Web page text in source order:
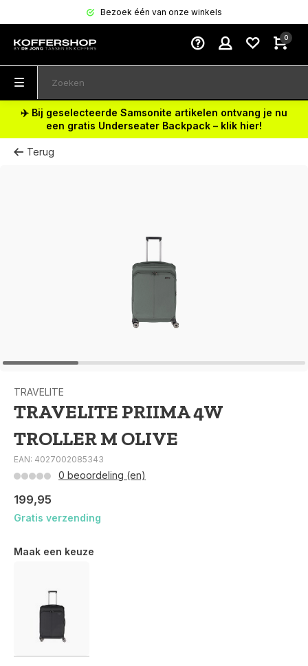
Bezoek één van onze winkels
0
✈️ Bij geselecteerde Samsonite artikelen ontvang je nu
een gratis Underseater Backpack – klik hier!
Terug
TRAVELITE
TRAVELITE PRIIMA 4W
TROLLER M OLIVE
EAN: 4027002085343
0 beoordeling (en)
199,95
Gratis verzending
Maak een keuze